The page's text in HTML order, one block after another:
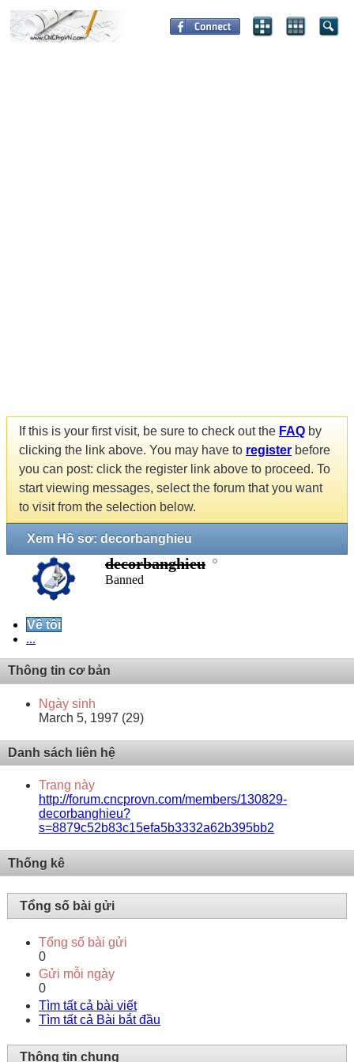
If this is your first visit, be sure to check out the FAQ by
clicking the link above. You may have to register before
you can post: click the register link above to proceed. To
start viewing messages, select the forum that you want
to visit from the selection below.
Xem Hồ sơ: decorbanghieu
decorbanghieu
Banned
Về tôi
...
Thông tin cơ bản
Ngày sinh
March 5, 1997 (29)
Danh sách liên hệ
Trang này
http://forum.cncprovn.com/members/130829-
decorbanghieu?
s=8879c52b83c15efa5b3332a62b395bb2
Thống kê
Tổng số bài gửi
Tổng số bài gửi
0
Gửi mỗi ngày
0
Tìm tất cả bài viết
Tìm tất cả Bài bắt đầu
Thông tin chung